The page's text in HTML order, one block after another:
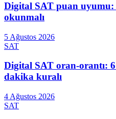
Digital SAT puan uyumu:
okunmalı
5 Ağustos 2026
SAT
Digital SAT oran-orantı:
dakika kuralı
4 Ağustos 2026
SAT